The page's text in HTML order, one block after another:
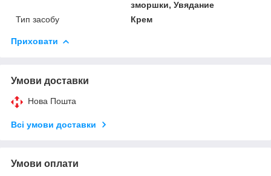
зморшки, Увядание
Тип засобу
Крем
Приховати
Умови доставки
Нова Пошта
Всі умови доставки
Умови оплати